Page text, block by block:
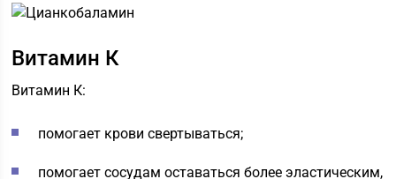
Витамин К
Витамин К:
помогает крови свертываться;
помогает сосудам оставаться более эластическим,